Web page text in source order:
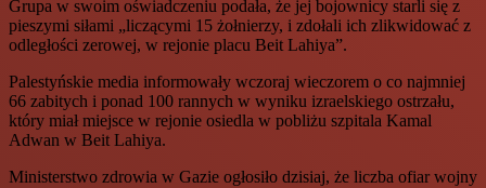
Grupa w swoim oświadczeniu podała, że jej bojownicy starli się z
pieszymi siłami „liczącymi 15 żołnierzy, i zdołali ich zlikwidować z
odległości zerowej, w rejonie placu Beit Lahiya”.
Palestyńskie media informowały wczoraj wieczorem o co najmniej
66 zabitych i ponad 100 rannych w wyniku izraelskiego ostrzału,
który miał miejsce w rejonie osiedla w pobliżu szpitala Kamal
Adwan w Beit Lahiya.
Ministerstwo zdrowia w Gazie ogłosiło dzisiaj, że liczba ofiar wojny